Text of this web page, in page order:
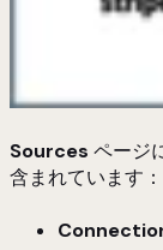
Sources ページ
含まれています：